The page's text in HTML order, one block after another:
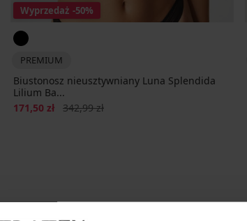
Wyprzedaż -50%
PREMIUM
Biustonosz nieusztywniany Luna Splendida
Lilium Ba...
Zniżka
171,50 zł Pierwotna cena
342,99 zł